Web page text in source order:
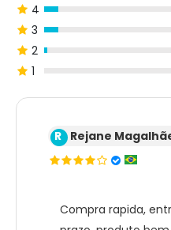
4
3
2
1
R Rejane
Compra rapida,